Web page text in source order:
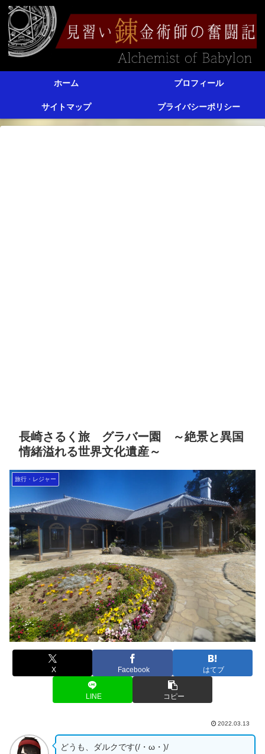
ホーム プロフィール
サイトマップ プライバシーポリシー
長崎さるく旅 グラバー園 ～絶景と異国
情緒溢れる世界文化遺産～
旅行・レジャー
X Facebook はてブ
LINE コピー
2022.03.13
どうも、ダルクです(/・ω・)/